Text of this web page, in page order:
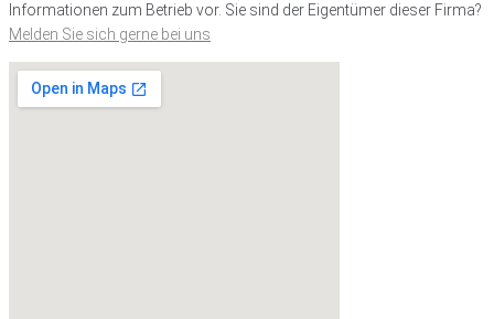
Informationen zum Betrieb vor. Sie sind der Eigentümer dieser Firma?
Melden Sie sich gerne bei uns